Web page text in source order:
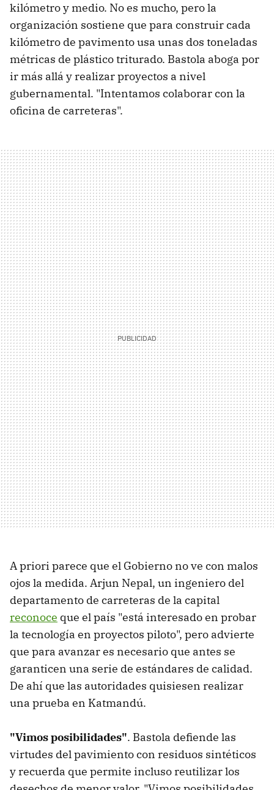
kilómetro y medio. No es mucho, pero la
organización sostiene que para construir cada
kilómetro de pavimento usa unas dos toneladas
métricas de plástico triturado. Bastola aboga por
ir más allá y realizar proyectos a nivel
gubernamental. "Intentamos colaborar con la
oficina de carreteras".
A priori parece que el Gobierno no ve con malos
ojos la medida. Arjun Nepal, un ingeniero del
departamento de carreteras de la capital
reconoce que el país "está interesado en probar
la tecnología en proyectos piloto", pero advierte
que para avanzar es necesario que antes se
garanticen una serie de estándares de calidad.
De ahí que las autoridades quisiesen realizar
una prueba en Katmandú.
"Vimos posibilidades". Bastola defiende las
virtudes del pavimiento con residuos sintéticos
y recuerda que permite incluso reutilizar los